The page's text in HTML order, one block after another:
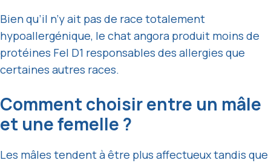
Bien qu’il n’y ait pas de race totalement
hypoallergénique, le chat angora produit moins de
protéines Fel D1 responsables des allergies que
certaines autres races.
Comment choisir entre un mâle
et une femelle ?
Les mâles tendent à être plus affectueux tandis que